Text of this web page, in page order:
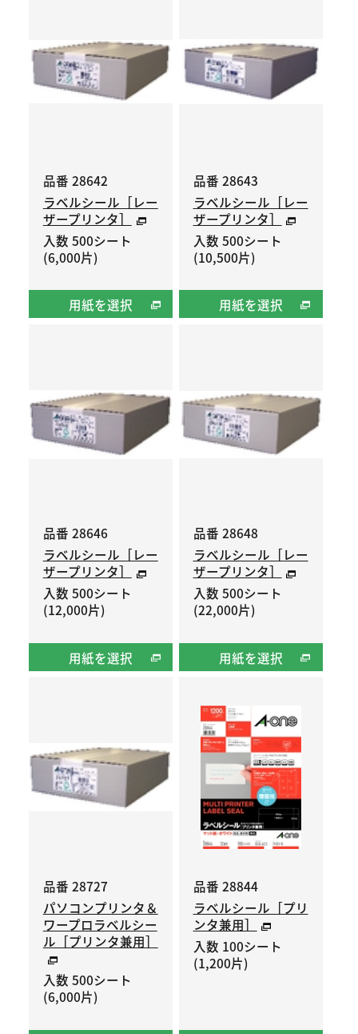
品番 28642
ラベルシール［レー
ザープリンタ］
入数 500シート
(6,000片)
用紙を選択
品番 28643
ラベルシール［レー
ザープリンタ］
入数 500シート
(10,500片)
用紙を選択
品番 28646
ラベルシール［レー
ザープリンタ］
入数 500シート
(12,000片)
用紙を選択
品番 28648
ラベルシール［レー
ザープリンタ］
入数 500シート
(22,000片)
用紙を選択
品番 28727
パソコンプリンタ＆
ワープロラベルシー
ル［プリンタ兼用］
入数 500シート
(6,000片)
品番 28844
ラベルシール［プリ
ンタ兼用］
入数 100シート
(1,200片)